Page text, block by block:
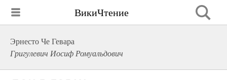
ВикиЧтение
Эрнесто Че Гевара
Григулевич Иосиф Ромуальдович